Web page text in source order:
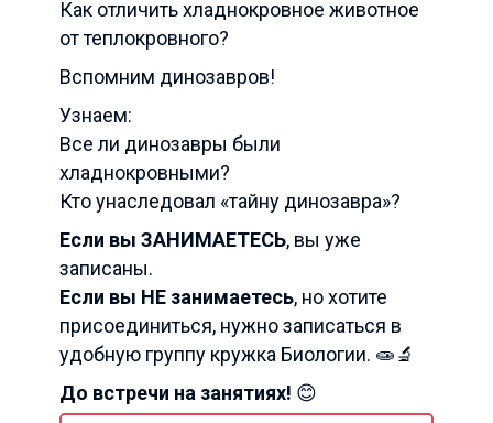
Как отличить хладнокровное животное
от теплокровного?
Вспомним динозавров!
Узнаем:
Все ли динозавры были
хладнокровными?
Кто унаследовал «тайну динозавра»?
Если вы ЗАНИМАЕТЕСЬ, вы уже
записаны.
Если вы НЕ занимаетесь, но хотите
присоединиться, нужно записаться в
удобную группу кружка Биологии. 🧫🔬
До встречи на занятиях! 😊